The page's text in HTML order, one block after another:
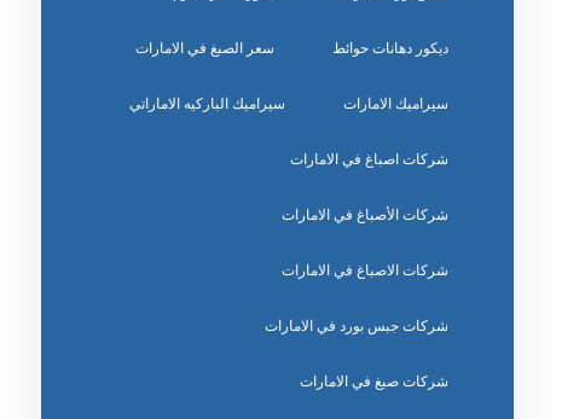
ديكور دهانات حوائط سعر الصبغ في الامارات
سيراميك الامارات سيراميك الباركيه الاماراتي
شركات اصباغ في الامارات
شركات الأصباغ في الامارات
شركات الاصباغ في الامارات
شركات جبس بورد في الامارات
شركات صبغ في الامارات